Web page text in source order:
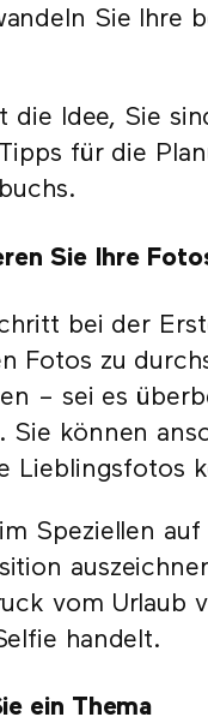
Sie Ihre
die Idee, Sie
für die
Sie Ihre
bei der
Fotos zu
– sei es
Sie können
Lieblingsfotos
Speziellen
vom Urlaub
handelt.
ein Thema